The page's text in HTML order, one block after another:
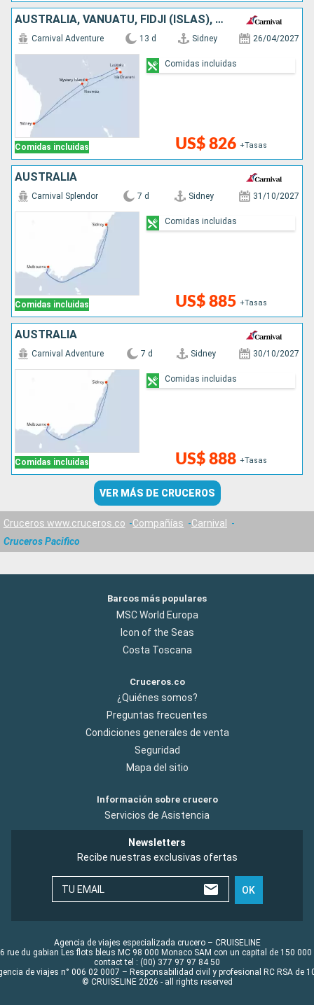
AUSTRALIA, VANUATU, FIDJI (ISLAS), NUEVA CALEDONIA
Comidas incluidas
Carnival Adventure 13 d Sidney 26/04/2027
US$ 826 +Tasas
Comidas incluidas
AUSTRALIA
Comidas incluidas
Carnival Splendor 7 d Sidney 31/10/2027
US$ 885 +Tasas
Comidas incluidas
AUSTRALIA
Comidas incluidas
Carnival Adventure 7 d Sidney 30/10/2027
US$ 888 +Tasas
Comidas incluidas
VER MÁS DE CRUCEROS
Cruceros www.cruceros.co Compañías
Carnival
Cruceros Pacifico
Barcos más populares
MSC World Europa
Icon of the Seas
Costa Toscana
Cruceros.co
¿Quiénes somos?
Preguntas frecuentes
Condiciones generales de venta
Seguridad
Mapa del sitio
Información sobre crucero
Servicios de Asistencia
Newsletters
Recibe nuestras exclusivas ofertas
TU EMAIL OK
Agencia de viajes especializada crucero – CRUISELINE
rue du gabian Les flots bleus MC 98 000 Monaco SAM con un capital de 150 000
contact tel : (00) 377 97 97 84 50
de viajes n° 006 02 0007 – Responsabilidad civil y profesional RC RSA de
© CRUISELINE 2026 - all rights reserved